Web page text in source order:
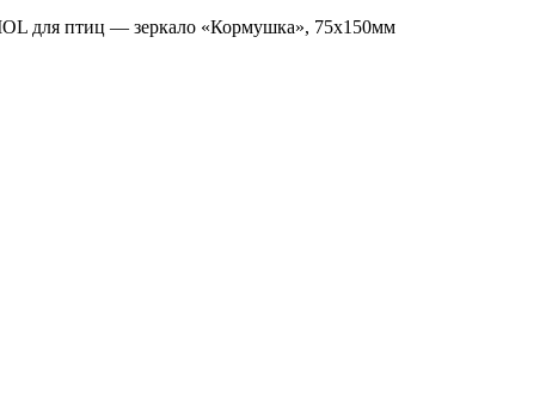
для птиц — зеркало «Кормушка», 75х150мм